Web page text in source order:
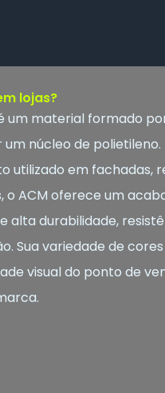
lojas?
um material formado
núcleo de polietileno.
utilizado em fachadas,
o ACM oferece um
alta durabilidade,
Sua variedade de
visual do ponto de